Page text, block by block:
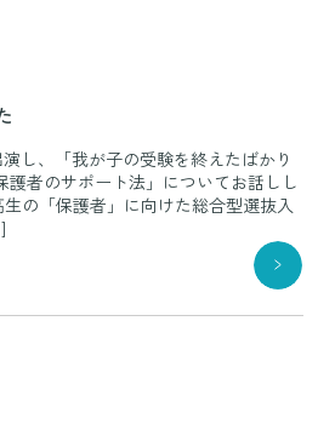
し、「我が子の受験を終えたばかり
護者のサポート法」についてお話しし
生の「保護者」に向けた総合型選抜入